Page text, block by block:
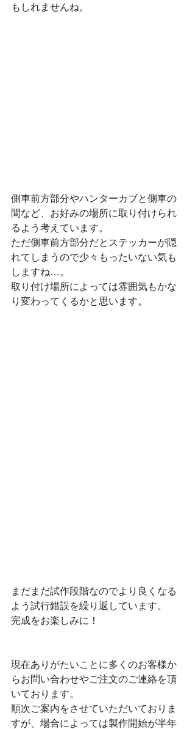
もしれませんね。
側車前方部分やハンターカブと側車の
間など、お好みの場所に取り付けられ
るよう考えています。
ただ側車前方部分だとステッカーが隠
れてしまうので少々もったいない気も
しますね…。
取り付け場所によっては雰囲気もかな
り変わってくるかと思います。
まだまだ試作段階なのでより良くなる
よう試行錯誤を繰り返しています。
完成をお楽しみに！
現在ありがたいことに多くのお客様か
らお問い合わせやご注文のご連絡を頂
いております。
順次ご案内をさせていただいておりま
すが、場合によっては製作開始が半年